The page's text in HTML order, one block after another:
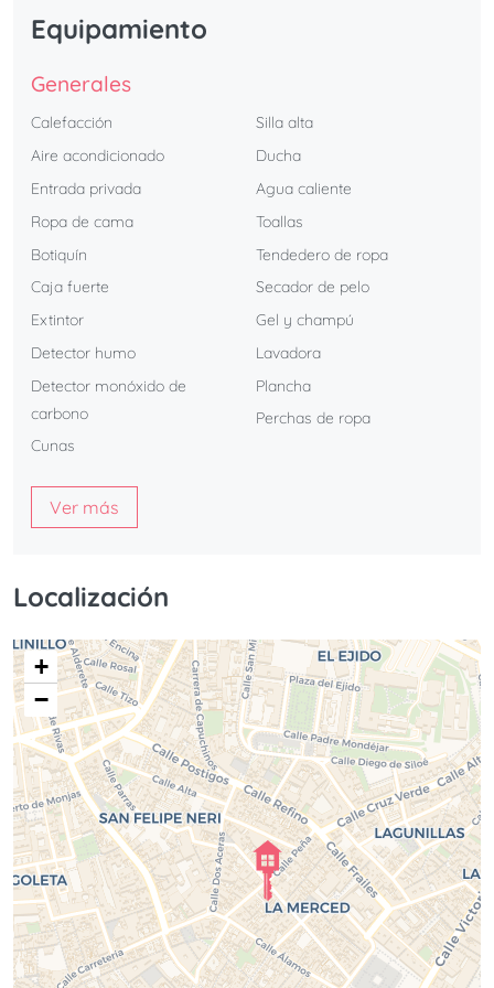
Equipamiento
Generales
Calefacción
Aire acondicionado
Entrada privada
Ropa de cama
Botiquín
Caja fuerte
Extintor
Detector humo
Detector monóxido de
carbono
Cunas
Silla alta
Ducha
Agua caliente
Toallas
Tendedero de ropa
Secador de pelo
Gel y champú
Lavadora
Plancha
Perchas de ropa
Ver más
Localización
+
−